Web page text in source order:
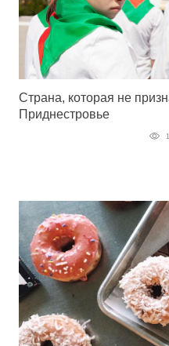
Страна, которая не
Приднестровье